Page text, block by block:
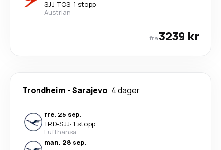
SJJ-TOS· 1 stopp
Austrian
fra3239 kr
Trondheim -Sarajevo 4 dager
fre. 25 sep.
TRD-SJJ· 1 stopp
Lufthansa
man. 28 sep.